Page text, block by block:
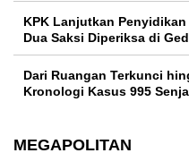
KPK Lanjutkan
Dua Saksi Diperiksa di
Dari Ruangan Terkunci
Kronologi Kasus 995
MEGAPOLITAN